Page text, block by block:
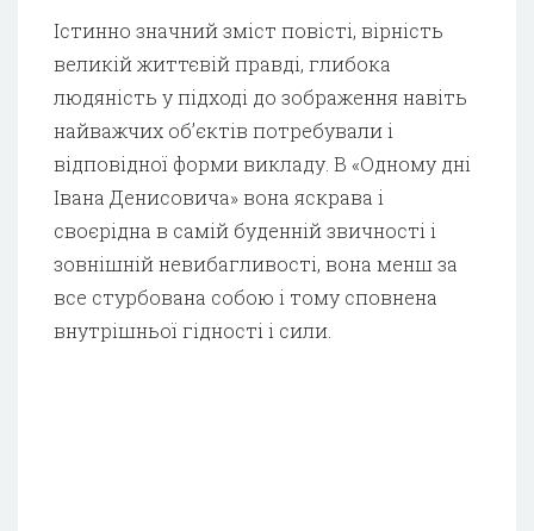
Істинно значний зміст повісті, вірність
великій життєвій правді, глибока
людяність у підході до зображення навіть
найважчих об’єктів потребували і
відповідної форми викладу. В «Одному дні
Івана Денисовича» вона яскрава і
своєрідна в самій буденній звичності і
зовнішній невибагливості, вона менш за
все стурбована собою і тому сповнена
внутрішньої гідності і сили.